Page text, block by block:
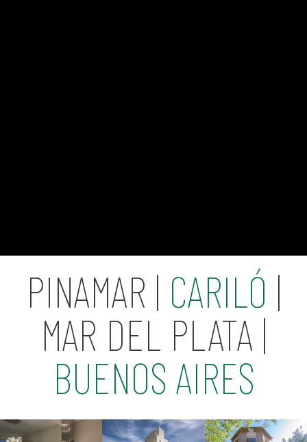
PINAMAR | CARILÓ |
MAR DEL PLATA |
BUENOS AIRES